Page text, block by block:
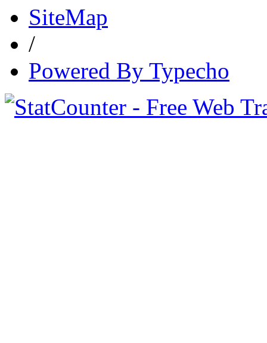
SiteMap
/
Powered By Typecho